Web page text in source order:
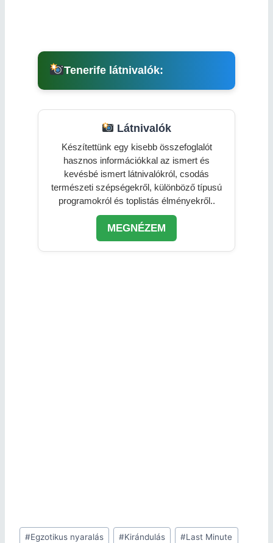
Tenerife látnivalók:
Látnivalók
Készítettünk egy kisebb összefoglalót
hasznos információkkal az ismert és
kevésbé ismert látnivalókról, csodás
természeti szépségekről, különböző típusú
programokról és toplistás élményekről..
MEGNÉZEM
#Egzotikus nyaralás #Kirándulás #Last Minute